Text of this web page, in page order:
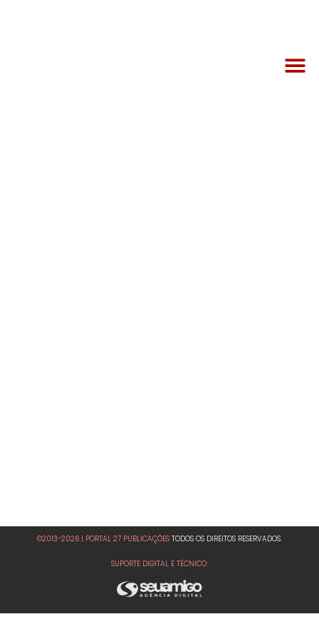
©2013-2026 | PORTAL 27 PUBLICAÇÕES TODOS OS DIREITOS RESERVADOS.
SUPORTE DIGITAL E TÉCNICO: